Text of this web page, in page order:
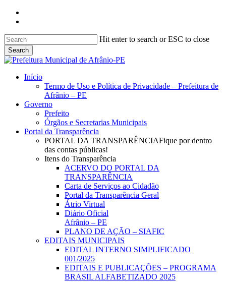
Skip
content
Hit enter to search or ESC to close
Search
Close
search
Menu
Início
Termo de Uso e Política de Privacidade – Prefeitura de
Afrânio – PE
Governo
Prefeito
Órgãos e Secretarias Municipais
Portal da Transparência
PORTAL DA TRANSPARÊNCIAFique por dentro
das contas públicas!
Itens do Transparência
ACERVO DO PORTAL DA
TRANSPARÊNCIA
Carta de Serviços ao Cidadão
Portal da Transparência Geral
Átrio Virtual
Diário Oficial
Afrânio – PE
PLANO DE AÇÃO – SIAFIC
EDITAIS MUNICIPAIS
EDITAL INTERNO SIMPLIFICADO
001/2025
EDITAIS E PUBLICAÇÕES – PROGRAMA
BRASIL ALFABETIZADO 2025